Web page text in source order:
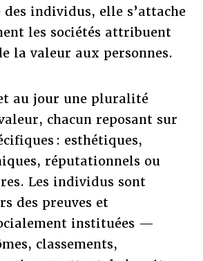
des individus, elle s’attache
les sociétés attribuent
la valeur aux personnes.
au jour une pluralité
chacun reposant sur
: esthétiques,
réputationnels ou
Les individus sont
des preuves et
instituées —
classements,